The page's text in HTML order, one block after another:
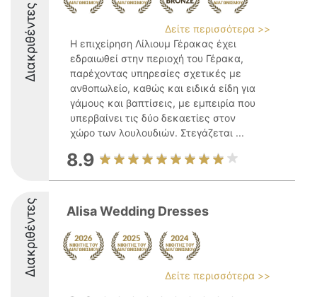
Διακριθέντες
Δείτε περισσότερα >>
Η επιχείρηση Λίλιουμ Γέρακας έχει
εδραιωθεί στην περιοχή του Γέρακα,
παρέχοντας υπηρεσίες σχετικές με
ανθοπωλείο, καθώς και ειδικά είδη για
γάμους και βαπτίσεις, με εμπειρία που
υπερβαίνει τις δύο δεκαετίες στον
χώρο των λουλουδιών. Στεγάζεται ...
8.9
Διακριθέντες Alisa Wedding Dresses
Δείτε περισσότερα >>